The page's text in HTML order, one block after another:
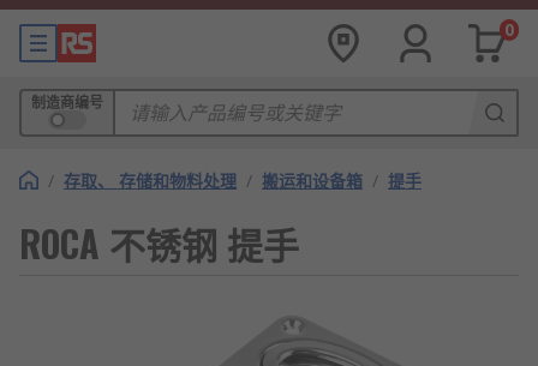
0
制造商编号
/ 存取、 存储和物料处理 / 搬运和设备箱 / 提手
ROCA 不锈钢 提手